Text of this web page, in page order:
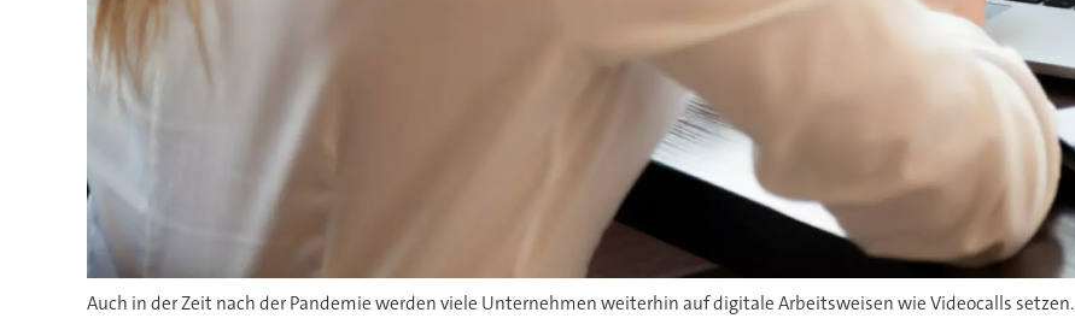
Auch in der Zeit nach der Pandemie werden viele Unternehmen weiterhin auf digitale Arbeitsweisen wie Videocalls setzen.